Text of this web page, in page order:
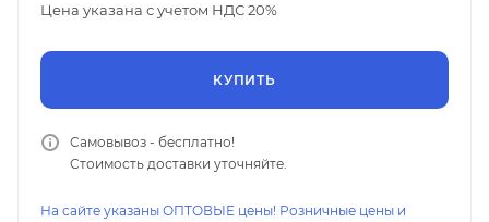
Цена указана с учетом НДС 20%
КУПИТЬ
Самовывоз - бесплатно!
Стоимость доставки уточняйте.
На сайте указаны ОПТОВЫЕ цены! Розничные цены и